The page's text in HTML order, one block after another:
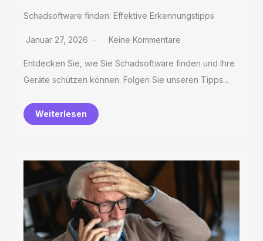
Schadsoftware finden: Effektive Erkennungstipps
Januar 27, 2026 Keine Kommentare
Entdecken Sie, wie Sie Schadsoftware finden und Ihre
Geräte schützen können. Folgen Sie unseren Tipps...
Weiterlesen